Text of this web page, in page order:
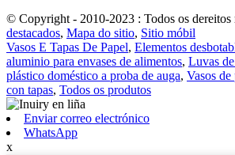
© Copyright - 2010-2023 : Todos os dereitos
destacados, Mapa do sitio, Sitio móbil
Vasos E Tapas De Papel, Elementos
aluminio para envases de alimentos, Luvas
plástico doméstico a proba de auga, Vasos de
con tapas, Todos os produtos
Enviar correo electrónico
WhatsApp
x